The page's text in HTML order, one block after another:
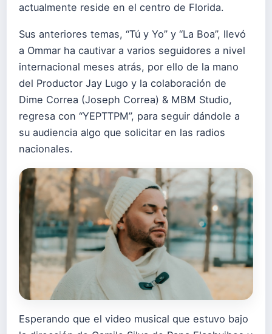
actualmente reside en el centro de Florida.
Sus anteriores temas, “Tú y Yo” y “La Boa”, llevó
a Ommar ha cautivar a varios seguidores a nivel
internacional meses atrás, por ello de la mano
del Productor Jay Lugo y la colaboración de
Dime Correa (Joseph Correa) & MBM Studio,
regresa con “YEPTTPM”, para seguir dándole a
su audiencia algo que solicitar en las radios
nacionales.
Esperando que el video musical que estuvo bajo